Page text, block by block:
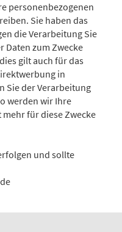
personenbezogenen
Sie haben das
die Verarbeitung Sie
Daten zum Zwecke
gilt auch für das
in
Sie der Verarbeitung
werden wir Ihre
für diese Zwecke
und sollte